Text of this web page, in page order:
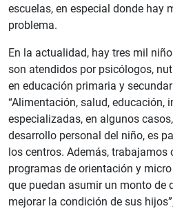
escuelas, en especial donde hay
problema.
En la actualidad, hay tres mil
son atendidos por psicólogos,
en educación primaria y
“Alimentación, salud, educación,
especializadas, en algunos
desarrollo personal del niño, es
los centros. Además, trabajamos
programas de orientación y
que puedan asumir un monto de
mejorar la condición de sus